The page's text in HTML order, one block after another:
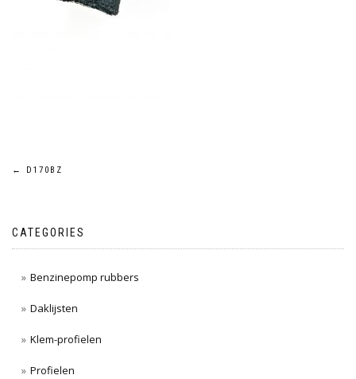
Post
← D170BZ
CATEGORIES
Benzinepomp rubbers
Daklijsten
Klem-profielen
Profielen